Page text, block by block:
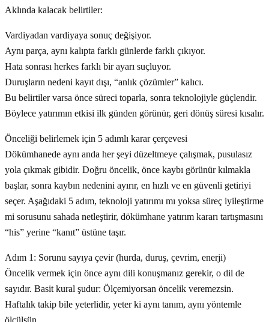
Aklında kalacak belirtiler:
Vardiyadan vardiyaya sonuç değişiyor.
Aynı parça, aynı kalıpta farklı günlerde farklı çıkıyor.
Hata sonrası herkes farklı bir ayarı suçluyor.
Duruşların nedeni kayıt dışı, “anlık çözümler” kalıcı.
Bu belirtiler varsa önce süreci toparla, sonra teknolojiyle güçlendir.
Böylece yatırımın etkisi ilk günden görünür, geri dönüş süresi kısalır.
Önceliği belirlemek için 5 adımlı karar çerçevesi
Dökümhanede aynı anda her şeyi düzeltmeye çalışmak, pusulasız
yola çıkmak gibidir. Doğru öncelik, önce kaybı görünür kılmakla
başlar, sonra kaybın nedenini ayırır, en hızlı ve en güvenli getiriyi
seçer. Aşağıdaki 5 adım, teknoloji yatırımı mı yoksa süreç iyileştirme
mi sorusunu sahada netleştirir, dökümhane yatırım kararı tartışmasını
“his” yerine “kanıt” üstüne taşır.
Adım 1: Sorunu sayıya çevir (hurda, duruş, çevrim, enerji)
Öncelik vermek için önce aynı dili konuşmanız gerekir, o dil de
sayıdır. Basit kural şudur: Ölçemiyorsan öncelik veremezsin.
Haftalık takip bile yeterlidir, yeter ki aynı tanım, aynı yöntemle
ölçülsün.